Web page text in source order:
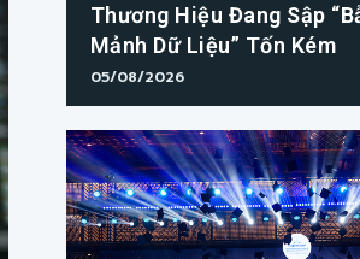
Thương Hiệu Đang Sập
Mảnh Dữ Liệu” Tốn Kém
05/08/2026